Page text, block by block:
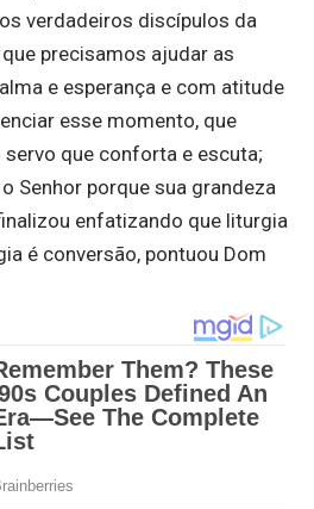
verdadeiros discípulos da
precisamos ajudar as
e esperança e com atitude
esse momento, que
que conforta e escuta;
Senhor porque sua grandeza
enfatizando que liturgia
é conversão, pontuou Dom